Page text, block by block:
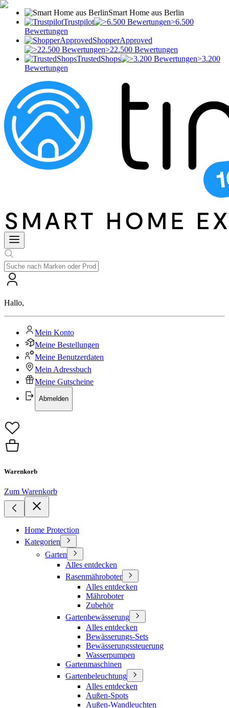
Smart Home aus Berlin
Trustpilot
>6.500
Bewertungen
ShopperApproved
>22.500 Bewertungen
TrustedShops
>3.200
Bewertungen
Hallo,
Mein Konto
Meine Bestellungen
Meine Benutzerdaten
Mein Adressbuch
Meine Gutscheine
Abmelden
Warenkorb
Zum Warenkorb
Home Protection
Kategorien
Garten
Alles entdecken
Rasenmähroboter
Alles entdecken
Mähroboter
Zubehör
Gartenbewässerung
Alles entdecken
Bewässerungs-Sets
Bewässerungssteuerung
Wasserpumpen
Gartenmaschinen
Gartenbeleuchtung
Alles entdecken
Außen-Spots
Außen-Wandleuchten